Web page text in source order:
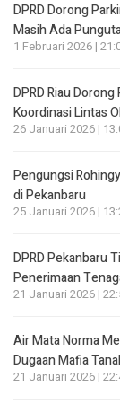
DPRD Dorong
Masih Ada
1 Februari 2026 |
DPRD Riau
Koordinasi Lintas
26 Januari 2026 |
Pengungsi
di Pekanbaru
25 Januari 2026 |
DPRD Pekanbaru
Penerimaan
21 Januari 2026 |
Air Mata Norma
Dugaan Mafia
21 Januari 2026 |